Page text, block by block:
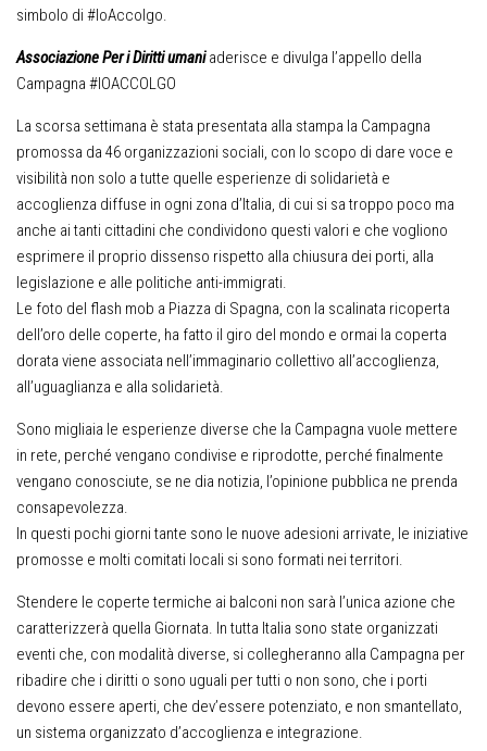
simbolo di #IoAccolgo.
Associazione Per i Diritti umaniaderisce e divulga l’appello della
Campagna #IOACCOLGO
La scorsa settimana è stata presentata alla stampa la Campagna
promossa da 46 organizzazioni sociali, con lo scopo di dare voce e
visibilità non solo a tutte quelle esperienze di solidarietà e
accoglienza diffuse in ogni zona d’Italia, di cui si sa troppo poco ma
anche ai tanti cittadini che condividono questi valori e che vogliono
esprimere il proprio dissenso rispetto alla chiusura dei porti, alla
legislazione e alle politiche anti-immigrati.
Le foto del flash mob a Piazza di Spagna, con la scalinata ricoperta
dell’oro delle coperte, ha fatto il giro del mondo e ormai la coperta
dorata viene associata nell’immaginario collettivo all’accoglienza,
all’uguaglianza e alla solidarietà.
Sono migliaia le esperienze diverse che la Campagna vuole mettere
in rete, perché vengano condivise e riprodotte, perché finalmente
vengano conosciute, se ne dia notizia, l’opinione pubblica ne prenda
consapevolezza.
In questi pochi giorni tante sono le nuove adesioni arrivate, le iniziative
promosse e molti comitati locali si sono formati nei territori.
Stendere le coperte termiche ai balconi non sarà l’unica azione che
caratterizzerà quella Giornata. In tutta Italia sono state organizzati
eventi che, con modalità diverse, si collegheranno alla Campagna per
ribadire che i diritti o sono uguali per tutti o non sono, che i porti
devono essere aperti, che dev’essere potenziato, e non smantellato,
un sistema organizzato d’accoglienza e integrazione.